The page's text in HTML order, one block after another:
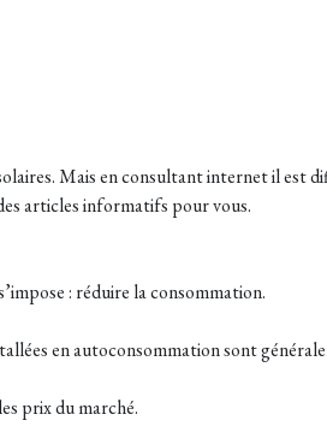
Mais en consultant internet il est
articles informatifs pour vous.
: réduire la consommation.
en autoconsommation sont
prix du marché.